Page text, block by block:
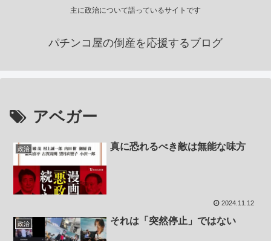
主に政治について語っているサイトです
パチンコ屋の倒産を応援するブログ
アベガー
政治 真に恐れるべき敵は無能な味方
2024.11.12
政治 それは「突然停止」ではない